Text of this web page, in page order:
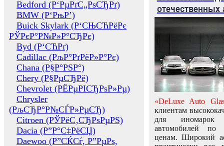
Bedford (Р‘РµРґС„РѕСЂРґ)
BMW (Р‘РњР’)
Buick Skylark (Р‘СЊСЋРёРє
РЎРєР°Р№Р»Р°СЂРє)
Byd (Р‘СЋРґ)
Cadillac (РљР°РґРёР»Р°Рє)
Chana (Р§Р°РЅР°)
Chery (Р§РµСЂРё)
Chevrolet (РЁРµРІСЂРѕР»Рµ)
Chrysler
(РљСЂР°Р№СЃР»РµСЂ)
Citroen (РЎРёС‚СЂРѕРµРЅ)
Dacia (Р”Р°С‡РёСЏ)
Daewoo (Р”СЌСѓ, Р”РµРѕ,
отечественных
«DeLuxe Auto
клиентам
для иномарок
автомобилей
ценам. Широкий